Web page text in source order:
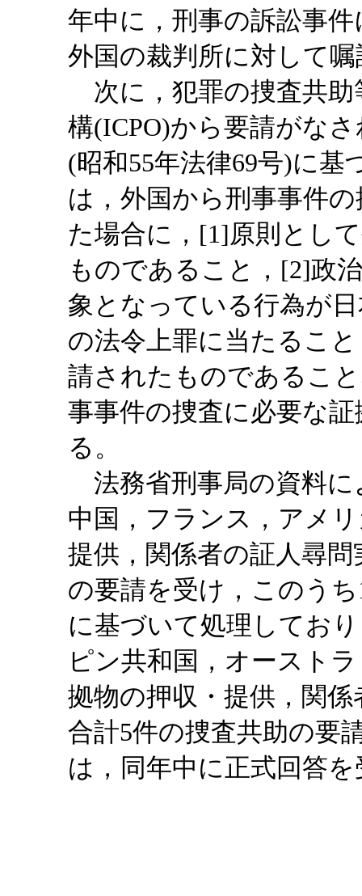
年中に，刑事の訴訟事
外国の裁判所に対して
次に，犯罪の捜査共助
構(ICPO)から要請がな
(昭和55年法律69号)に
は，外国から刑事事件
た場合に，[1]原則とし
ものであること，[2]政
象となっている行為が
の法令上罪に当たるこ
請されたものであるこ
事事件の捜査に必要な
る。
法務省刑事局の資料に
中国，フランス，アメ
提供，関係者の証人尋
の要請を受け，このう
に基づいて処理してお
ピン共和国，オースト
拠物の押収・提供，関
合計5件の捜査共助の要
は，同年中に正式回答